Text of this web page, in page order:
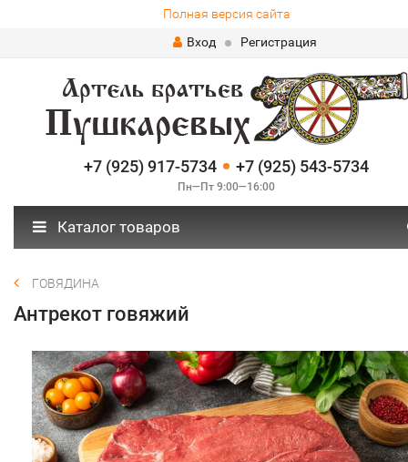
Полная версия сайта
Вход
Регистрация
+7 (925) 917-5734 +7 (925) 543-5734
Пн—Пт 9:00—16:00
Каталог товаров
ГОВЯДИНА
Антрекот говяжий